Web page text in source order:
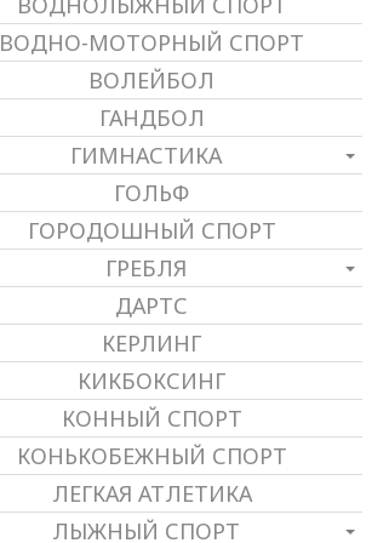
ВОДНО-МОТОРНЫЙ СПОРТ
ВОЛЕЙБОЛ
ГАНДБОЛ
ГИМНАСТИКА
ГОЛЬФ
ГОРОДОШНЫЙ СПОРТ
ГРЕБЛЯ
ДАРТС
КЕРЛИНГ
КИКБОКСИНГ
КОННЫЙ СПОРТ
КОНЬКОБЕЖНЫЙ СПОРТ
ЛЕГКАЯ АТЛЕТИКА
ЛЫЖНЫЙ СПОРТ